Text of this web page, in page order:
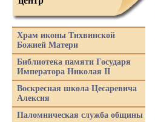
Храм иконы Тихвинской
Божией Матери
Библиотека памяти Государя
Императора Николая II
Воскресная школа Цесаревича
Алексия
Паломническая служба общины